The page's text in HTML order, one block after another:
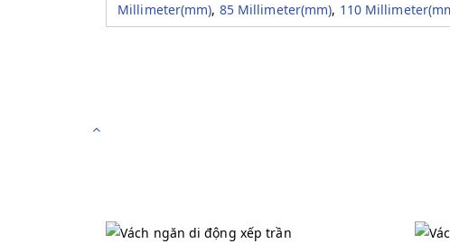
Millimeter(mm), 85 Millimeter(mm), 110